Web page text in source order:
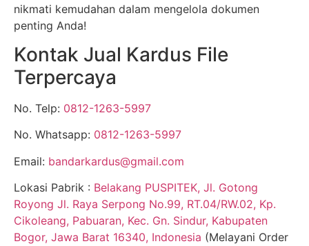
nikmati kemudahan dalam mengelola dokumen
penting Anda!
Kontak Jual Kardus File
Terpercaya
No. Telp: 0812-1263-5997
No. Whatsapp: 0812-1263-5997
Email: bandarkardus@gmail.com
Lokasi Pabrik : Belakang PUSPITEK, Jl. Gotong
Royong Jl. Raya Serpong No.99, RT.04/RW.02, Kp.
Cikoleang, Pabuaran, Kec. Gn. Sindur, Kabupaten
Bogor, Jawa Barat 16340, Indonesia (Melayani Order